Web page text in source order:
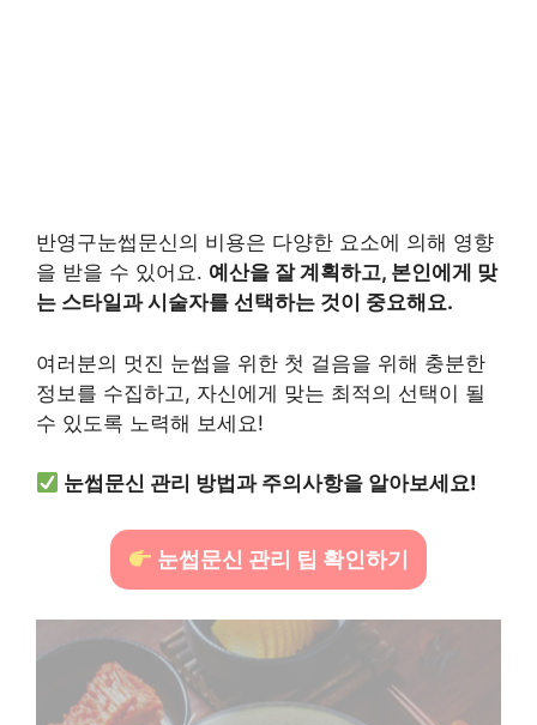
반영구눈썹문신의 비용은 다양한 요소에 의해 영향
을 받을 수 있어요. 예산을 잘 계획하고, 본인에게 맞
는 스타일과 시술자를 선택하는 것이 중요해요.
여러분의 멋진 눈썹을 위한 첫 걸음을 위해 충분한
정보를 수집하고, 자신에게 맞는 최적의 선택이 될
수 있도록 노력해 보세요!
눈썹문신 관리 방법과 주의사항을 알아보세요!
눈썹문신 관리 팁 확인하기